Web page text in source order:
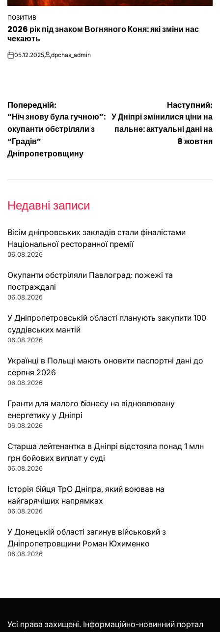
ОПУБЛІКУВАТИ
У
ПОЗИТИВ
2026 рік під знаком Вогняного Коня: які зміни нас
чекають
on05.12.2025Опубліковано
dpchas_admin
Навігація
записів
Попередній:
“Ніч знову була гучною”:
окупанти обстріляли з
“Градів”
Дніпропетровщину
Наступний:
У Дніпрі змінилися ціни на
пальне: актуальні дані на
8 жовтня
Недавні записи
Вісім дніпровських закладів стали фіналістами
Національної ресторанної премії
06.08.2026
Окупанти обстріляли Павлоград: пожежі та
постраждалі
06.08.2026
У Дніпропетровській області планують закупити 100
суддівських мантій
06.08.2026
Українці в Польщі мають оновити паспортні дані до
серпня 2026
06.08.2026
Гранти для малого бізнесу на відновлювану
енергетику у Дніпрі
06.08.2026
Старша лейтенантка в Дніпрі відстояла понад 1 млн
грн бойових виплат у суді
06.08.2026
Історія бійця ТрО Дніпра, який воював на
найгарячіших напрямках
06.08.2026
У Донецькій області загинув військовий з
Дніпропетровщини Роман Юхименко
06.08.2026
Усі права захищені. Інформаційно-новинний портал